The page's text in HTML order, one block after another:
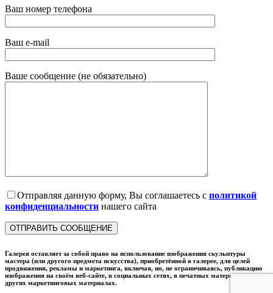
Ваш номер телефона
Ваш e-mail
Ваше сообщение (не обязательно)
Отправляя данную форму, Вы соглашаетесь с политикой
конфиденциальности нашего сайта
Галерея оставляет за собой право на использование изображения скульптуры
мастера (или другого предмета искусства), приобретённой в галерее, для целей
продвижения, рекламы и маркетинга, включая, но, не ограничиваясь, публикацию
изображения на своём веб-сайте, в социальных сетях, в печатных материалах и в
других маркетинговых материалах.